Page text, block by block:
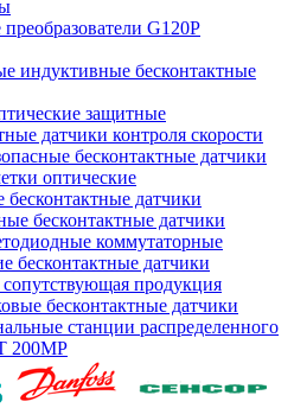
G120P
индуктивные бесконтактные
защитные
датчики контроля скорости
бесконтактные датчики
оптические
бесконтактные датчики
бесконтактные датчики
коммутаторные
бесконтактные датчики
продукция
бесконтактные датчики
станции распределенного
200MP